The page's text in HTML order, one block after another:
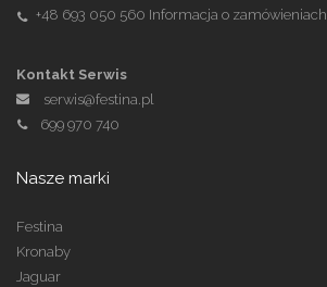
+48 693 050 560 Informacja o zamówieniach
Kontakt Serwis
serwis@festina.pl
699 970 740
Nasze marki
Festina
Kronaby
Jaguar